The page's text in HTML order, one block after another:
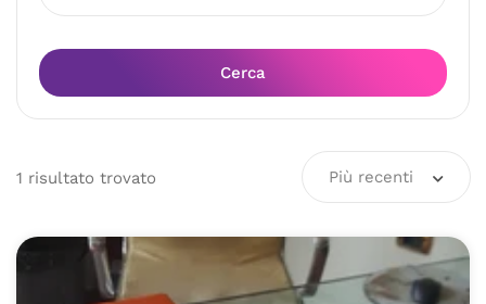
Cerca
1 risultato trovato Più recenti